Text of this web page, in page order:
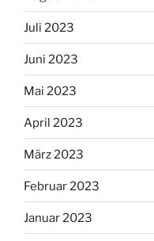
Juli 2023
Juni 2023
Mai 2023
April 2023
März 2023
Februar 2023
Januar 2023